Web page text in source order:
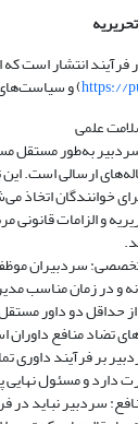
انتشار است
https://) و
علمی
به‌طور مستقل
ارسالی است.
خوانندگان
و الزامات قانونی
سردبیران
و در زمان مناسب
حداقل دو داور
تضاد منافع
بر فرآیند داوری
دارد و مسئول
سردبیر نباید در